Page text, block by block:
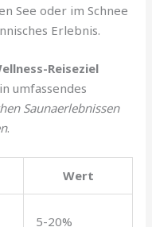
See oder im Schnee
Erlebnis.
Reiseziel
umfassendes
Saunaerlebnissen
.
Wert
5-20%